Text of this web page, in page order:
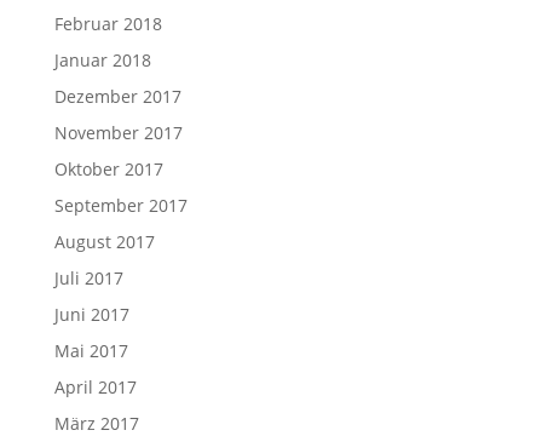
Februar 2018
Januar 2018
Dezember 2017
November 2017
Oktober 2017
September 2017
August 2017
Juli 2017
Juni 2017
Mai 2017
April 2017
März 2017